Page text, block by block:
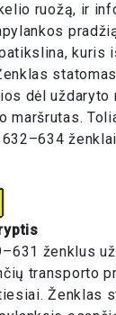
ruožą, ir
kuris
dėl uždaryto
maršrutas.
ženklus
transporto
Ženklas